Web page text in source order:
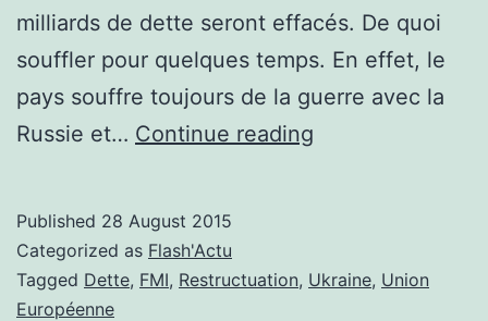
milliards de dette seront effacés. De quoi
souffler pour quelques temps. En effet, le
pays souffre toujours de la guerre avec la
Russie et… Continue reading
Published 28 August 2015
Categorized as Flash'Actu
Tagged Dette, FMI, Restructuation, Ukraine, Union
Européenne